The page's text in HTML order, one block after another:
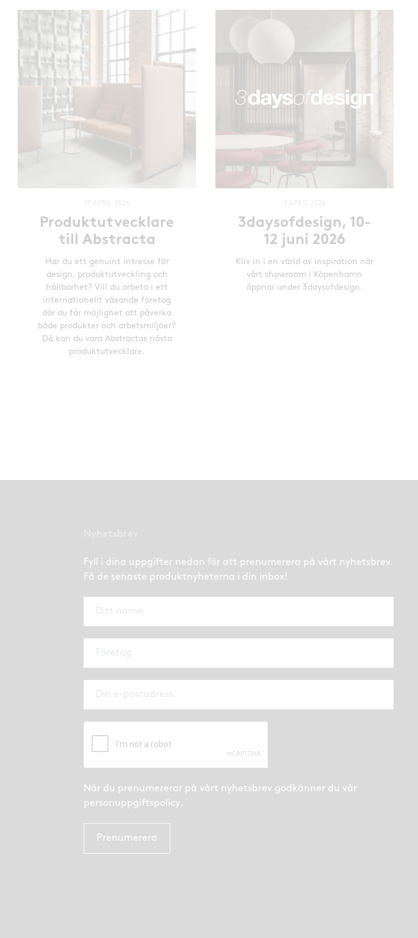
Produktutvecklare
till Abstracta
Har du ett genuint intresse för
design, produktutveckling och
hållbarhet? Vill du arbeta i ett
internationellt växande företag
där du får möjlighet att påverka
både produkter och arbetsmiljöer?
Då kan du vara Abstractas nästa
produktutvecklare.
3daysofdesign, 10-
12 juni 2026
Kliv in i en värld av inspiration när
vårt showroom i Köpenhamn
öppnar under 3daysofdesign.
Fyll i dina uppgifter nedan för att prenumerera på vårt nyhetsbrev.
Få de senaste produktnyheterna i din inbox!
När du prenumererar på vårt nyhetsbrev godkänner du vår
personuppgiftspolicy.
Prenumerera